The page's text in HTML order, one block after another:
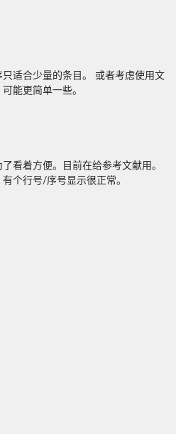
适合少量的条目。 或者考虑使用文
能更简单一些。
看着方便。目前在给参考文献用。
个行号/序号显示很正常。